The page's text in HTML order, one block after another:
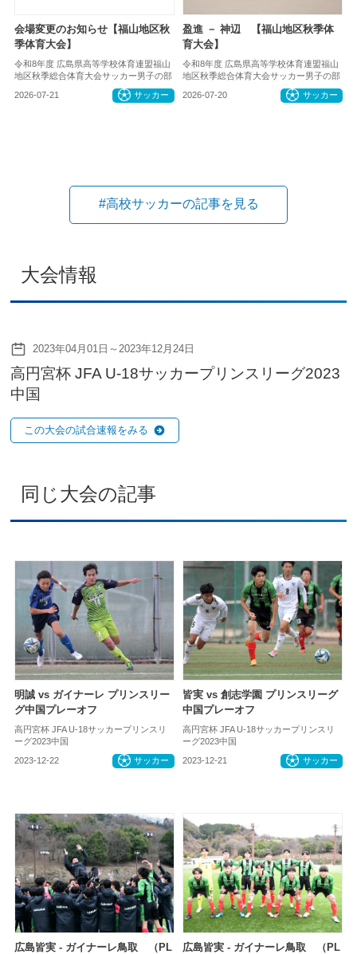
会場変更のお知らせ【福山地区秋
季体育大会】
令和8年度 広島県高等学校体育連盟福山
地区秋季総合体育大会サッカー男子の部
2026-07-21 サッカー
盈進 － 神辺 【福山地区秋季体
育大会】
令和8年度 広島県高等学校体育連盟福山
地区秋季総合体育大会サッカー男子の部
2026-07-20 サッカー
#高校サッカーの記事を見る
大会情報
2023年04月01日～2023年12月24日
高円宮杯 JFA U-18サッカープリンスリーグ2023
中国
この大会の試合速報をみる
同じ大会の記事
明誠 vs ガイナーレ プリンスリー
グ中国プレーオフ
高円宮杯 JFA U-18サッカープリンスリ
ーグ2023中国
2023-12-22 サッカー
皆実 vs 創志学園 プリンスリーグ
中国プレーオフ
高円宮杯 JFA U-18サッカープリンスリ
ーグ2023中国
2023-12-21 サッカー
広島皆実 - ガイナーレ鳥取 （PL
広島皆実 - ガイナーレ鳥取 （PL